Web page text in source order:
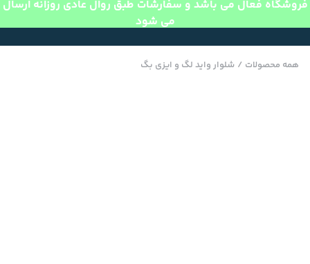
فروشگاه فعال می باشد و سفارشات طبق روال عادی روزانه ارسال
می شود
همه محصولات / شلوار واید لگ و ایزی بگ